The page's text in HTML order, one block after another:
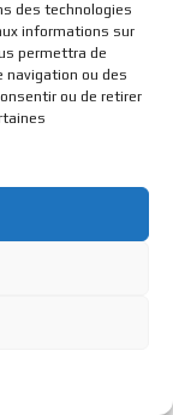
des technologies
informations sur
permettra de
navigation ou des
ou de retirer
Lavans Les St